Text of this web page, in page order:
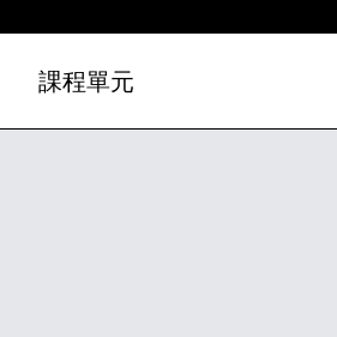
課程單元